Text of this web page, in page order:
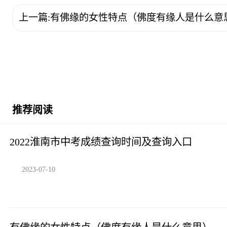
上一篇:有佛缘的女性特点（佛度有缘人是什么意
推荐阅读
2022淮南市中考成绩查询时间及查询入口
2023-07-10